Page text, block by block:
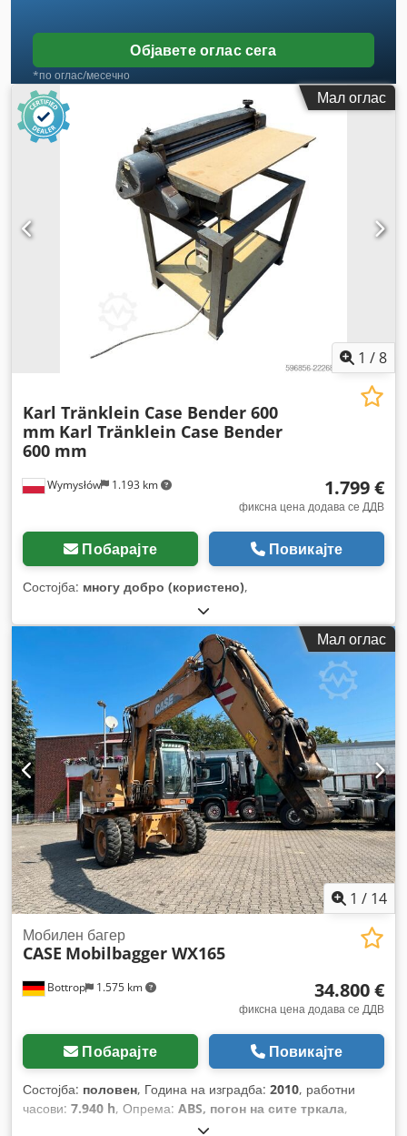
Објавете оглас сега
*по оглас/месечно
Мал оглас
1 /8
Wymysłów 1.193 km
Karl Tränklein Case Bender 600
mm Karl Tränklein Case Bender
600 mm
1.799 €
фиксна цена додава се ДДВ
Побарајте Повикајте
Состојба: многу добро (користено),
Мал оглас
1 / 14
Bottrop 1.575 km
Мобилен багер
CASE Mobilbagger WX165
34.800 €
фиксна цена додава се ДДВ
Побарајте Повикајте
Состојба: половен, Година на изградба: 2010, работни
часови: 7.940 h, Опрема: ABS, погон на сите тркала,